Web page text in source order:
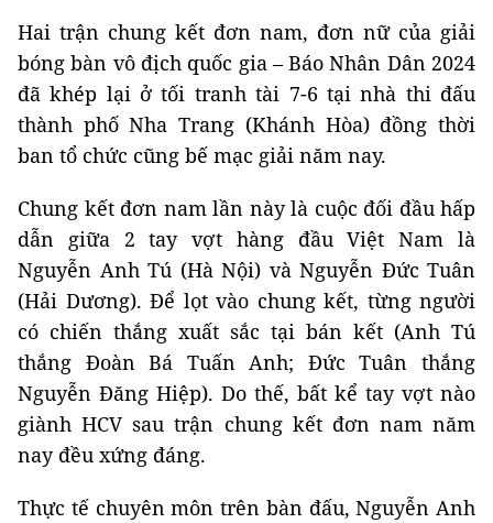
Hai trận chung kết đơn nam, đơn nữ của giải
bóng bàn vô địch quốc gia – Báo Nhân Dân 2024
đã khép lại ở tối tranh tài 7-6 tại nhà thi đấu
thành phố Nha Trang (Khánh Hòa) đồng thời
ban tổ chức cũng bế mạc giải năm nay.
Chung kết đơn nam lần này là cuộc đối đầu hấp
dẫn giữa 2 tay vợt hàng đầu Việt Nam là
Nguyễn Anh Tú (Hà Nội) và Nguyễn Đức Tuân
(Hải Dương). Để lọt vào chung kết, từng người
có chiến thắng xuất sắc tại bán kết (Anh Tú
thắng Đoàn Bá Tuấn Anh; Đức Tuân thắng
Nguyễn Đăng Hiệp). Do thế, bất kể tay vợt nào
giành HCV sau trận chung kết đơn nam năm
nay đều xứng đáng.
Thực tế chuyên môn trên bàn đấu, Nguyễn Anh